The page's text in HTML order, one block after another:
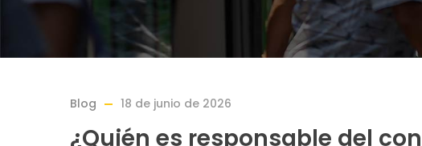
Blog 18 de junio de 2026
¿Quién es responsable del